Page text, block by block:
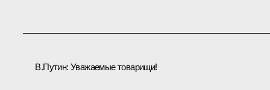
В.Путин: Уважаемые товарищи!